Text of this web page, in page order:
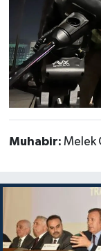
Muhabir: Melek